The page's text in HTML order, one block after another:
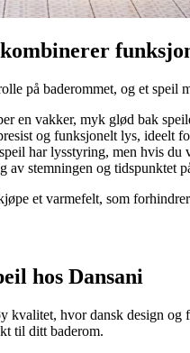
på baderommet, og et
en vakker, myk glød bak
og funksjonelt lys, ideelt
har lysstyring, men hvis du
av stemningen og tidspunktet
et varmefelt, som
hos Dansani
kvalitet, hvor dansk design og
til ditt baderom.